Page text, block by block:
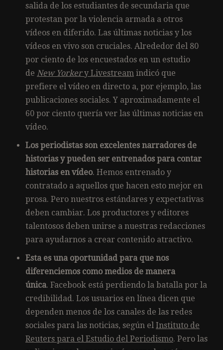
salida de los estudiantes de secundaria que
protestan por la violencia armada a otros
vídeos en diferido. Las últimas noticias y los
vídeos en vivo son cruciales. Alrededor del 80
por ciento de los encuestados en un estudio
de New Yorkery Livestream indicó que
prefiere el vídeo en directo a, por ejemplo, las
publicaciones sociales. Y aproximadamente el
60 por ciento quería ver las últimas noticias en
vídeo.
Los periodistas son excelentes narradores de
historias y pueden ser entrenados para contar
historias en vídeo. Hemos entrenado y
contratado a aquellos que hacen esto mejor en
prosa. Pero nuestros estándares y expectativas
deben cambiar. Los productores y editores
talentosos deben unirse a nuestras redacciones
para ayudarnos a crear contenido atractivo.
Esta es una oportunidad para que nos
diferenciemos como medios de manera
única. Facebook está perdiendo la batalla por la
credibilidad. Los usuarios en línea dicen que
dependen menos de los canales de las redes
sociales para las noticias, según el Instituto de
Reuters para el Estudio del Periodismo. Pero las